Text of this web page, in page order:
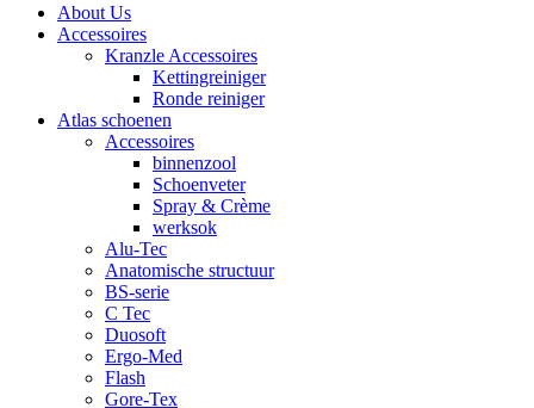
About Us
Accessoires
Kranzle Accessoires
Kettingreiniger
Ronde reiniger
Atlas schoenen
Accessoires
binnenzool
Schoenveter
Spray & Crème
werksok
Alu-Tec
Anatomische structuur
BS-serie
C Tec
Duosoft
Ergo-Med
Flash
Gore-Tex